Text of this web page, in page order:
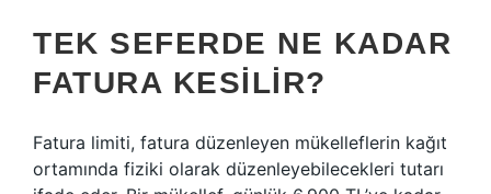
TEK SEFERDE NE KADAR
FATURA KESILIR?
Fatura limiti, fatura düzenleyen mükelleflerin kağıt
ortamında fiziki olarak düzenleyebilecekleri tutarı